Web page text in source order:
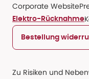
Corporate Website
Elektro-Rücknahme
Bestellung
Zu Risiken und